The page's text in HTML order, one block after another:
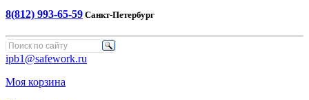
8(812) 993-65-59 Санкт-Петербург
ipb1@safework.ru
Моя корзина